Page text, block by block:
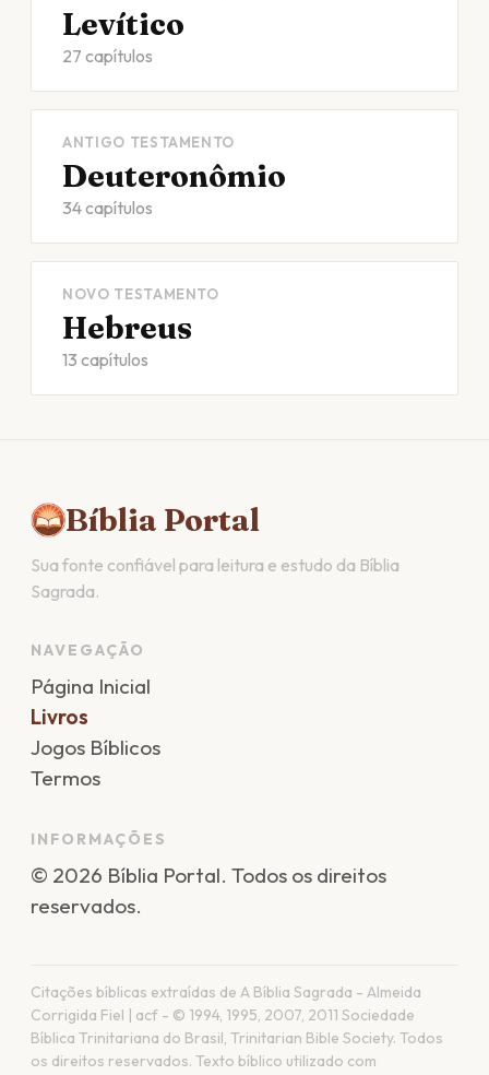
Levítico
27 capítulos
ANTIGO TESTAMENTO
Deuteronômio
34 capítulos
NOVO TESTAMENTO
Hebreus
13 capítulos
Bíblia Portal
Sua fonte confiável para leitura e estudo da Bíblia
Sagrada.
NAVEGAÇÃO
Página Inicial
Livros
Jogos Bíblicos
Termos
INFORMAÇÕES
© 2026 Bíblia Portal. Todos os direitos
reservados.
Citações bíblicas extraídas de A Bíblia Sagrada - Almeida
Corrigida Fiel | acf - © 1994, 1995, 2007, 2011 Sociedade
Bíblica Trinitariana do Brasil, Trinitarian Bible Society. Todos
os direitos reservados. Texto bíblico utilizado com